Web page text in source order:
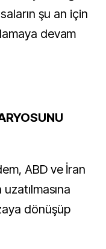
şu an için
devam
ABD ve İran
dönüşüp